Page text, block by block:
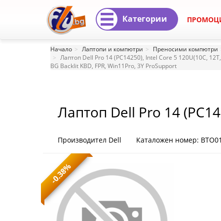
Лаптоп
Dell
14
(PC14250),
Intel
Core
5
120U(10C,
Категории
Начало Лаптопи и компютри Преносими компютри
Лаптоп Dell Pro 14 (PC14250), Intel Core 5 120U(10C,
BG Backlit KBD, FPR, Win11Pro, 3Y ProSupport
Лаптоп Dell Pro 14
FHD+(1920x1200) Non-
Graphics, WiFi+BT, IR
Производител Dell Каталожен номер:
-0.38%